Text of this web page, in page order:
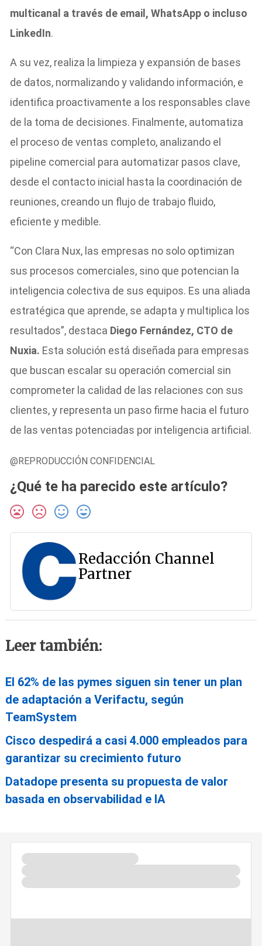
multicanal a través de email, WhatsApp o incluso
LinkedIn.
A su vez, realiza la limpieza y expansión de bases
de datos, normalizando y validando información, e
identifica proactivamente a los responsables clave
de la toma de decisiones. Finalmente, automatiza
el proceso de ventas completo, analizando el
pipeline comercial para automatizar pasos clave,
desde el contacto inicial hasta la coordinación de
reuniones, creando un flujo de trabajo fluido,
eficiente y medible.
“Con Clara Nux, las empresas no solo optimizan
sus procesos comerciales, sino que potencian la
inteligencia colectiva de sus equipos. Es una aliada
estratégica que aprende, se adapta y multiplica los
resultados”, destaca Diego Fernández, CTO de
Nuxia. Esta solución está diseñada para empresas
que buscan escalar su operación comercial sin
comprometer la calidad de las relaciones con sus
clientes, y representa un paso firme hacia el futuro
de las ventas potenciadas por inteligencia artificial.
@REPRODUCCIÓN CONFIDENCIAL
¿Qué te ha parecido este artículo?
Redacción Channel
Partner
Leer también:
El 62% de las pymes siguen sin tener un plan
de adaptación a Verifactu, según
TeamSystem
Cisco despedirá a casi 4.000 empleados para
garantizar su crecimiento futuro
Datadope presenta su propuesta de valor
basada en observabilidad e IA